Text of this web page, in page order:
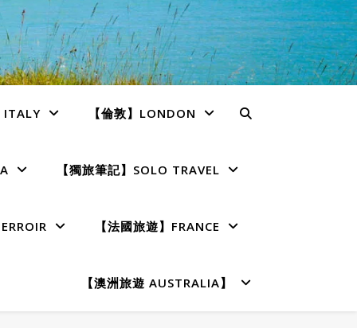
ITALY 【倫敦】LONDON
【獨旅筆記】SOLO TRAVEL
【法國旅遊】FRANCE
【澳洲旅遊 AUSTRALIA】